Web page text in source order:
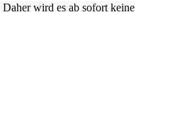
wird es ab sofort keine